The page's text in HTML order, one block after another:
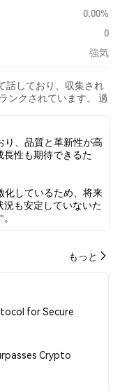
0.00%
0
強気
話しており、収集され
ンクされています。 過
ニュース記事が 0 件
ツイートが強気の感情
しました。 0.00% の
これらの感情分析は 2
り、品質と革新性が高
長性も期待できるた
化しているため、将来
も安定していないた
もっと
for Secure
Crypto